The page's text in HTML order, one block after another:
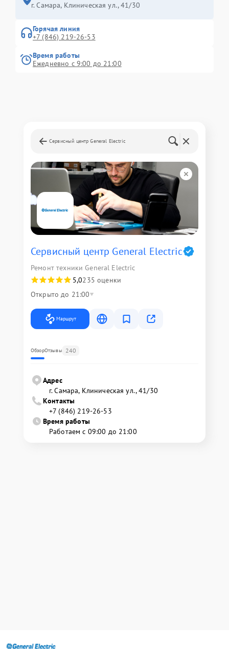
г. Самара, Клиническая ул., 41/30
Горячая линия
+7 (846) 219-26-53
Время работы
Ежедневно с 9:00 до 21:00
Сервисный центр General Electric
Сервисный центр General Electric
Ремонт техники General Electric
5,0235 оценки
Открыто до 21:00
Маршрут
ОбзорОтзывы 240
Адрес
г. Самара, Клиническая ул., 41/30
Контакты
+7 (846) 219-26-53
Время работы
Работаем с 09:00 до 21:00